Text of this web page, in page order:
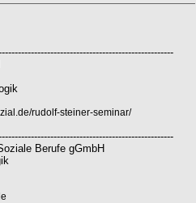
rudolf-steiner-seminar/
Berufe gGmbH